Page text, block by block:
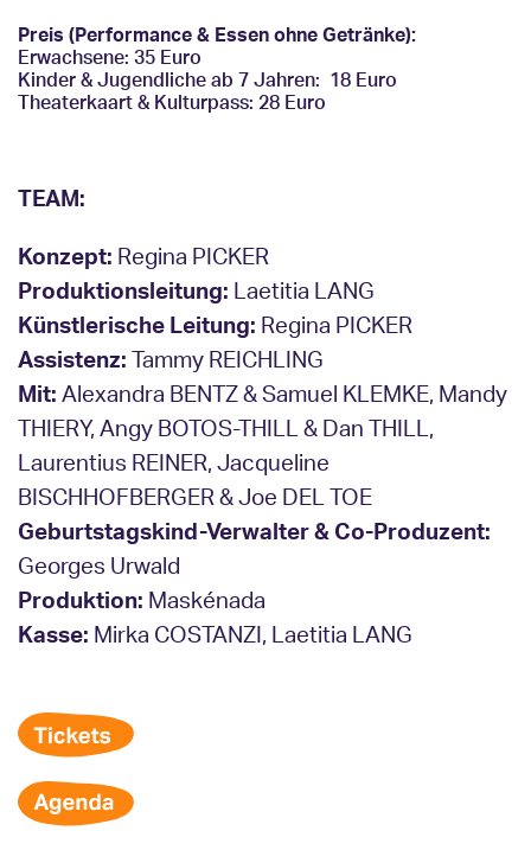
Preis (Performance & Essen ohne Getränke):
Erwachsene: 35 Euro
Kinder & Jugendliche ab 7 Jahren: 18 Euro
Theaterkaart & Kulturpass: 28 Euro
TEAM:
Konzept: Regina PICKER
Produktionsleitung:
Laetitia LANG
Künstlerische Leitung: Regina PICKER
Assistenz: Tammy REICHLING
Mit: Alexandra BENTZ & Samuel KLEMKE, Mandy
THIERY, Angy BOTOS-THILL & Dan THILL,
Laurentius REINER, Jacqueline
BISCHHOFBERGER & Joe DEL TOE
Geburtstagskind-Verwalter & Co-Produzent:
Georges Urwald
Produktion: Maskénada
Kasse: Mirka COSTANZI, Laetitia LANG